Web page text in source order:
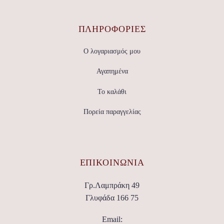
ΠΛΗΡΟΦΟΡΙΕΣ
Ο λογαριασμός μου
Αγαπημένα
Το καλάθι
Πορεία παραγγελίας
ΕΠΙΚΟΙΝΩΝΊΑ
Γρ.Λαμπράκη 49
Γλυφάδα 166 75
Email: